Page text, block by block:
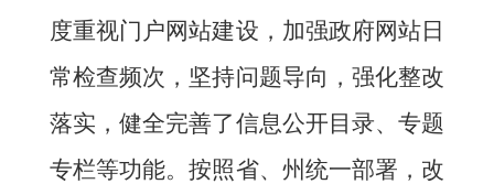
度重视门户网站建设，加强政府网站日
常检查频次，坚持问题导向，强化整改
落实，健全完善了信息公开目录、专题
专栏等功能。按照省、州统一部署，改